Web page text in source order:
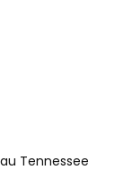
Tennessee